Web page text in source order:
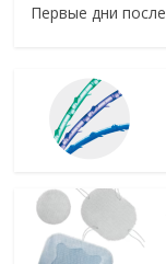
Первые дни после